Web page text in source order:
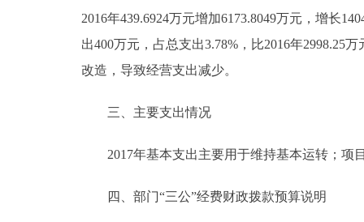
参与调查
走进北京
2016年439.6924万元增加6173.8049万元，增长
出400万元，占总支出3.78%，比2016年2998.25
改造，导致经营支出减少。
三、主要支出情况
2017年基本支出主要用于维持基本运转；项
四、部门“三公”经费财政拨款预算说明